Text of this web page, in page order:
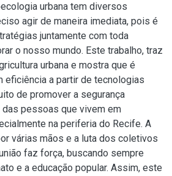
urbana tem diversos
agir de maneira imediata, pois é
juntamente com toda
o nosso mundo. Este trabalho, traz
urbana e mostra que é
eficiência a partir de tecnologias
de promover a segurança
pessoas que vivem em
na periferia do Recife. A
várias mãos e a luta dos coletivos
faz força, buscando sempre
e a educação popular. Assim, este